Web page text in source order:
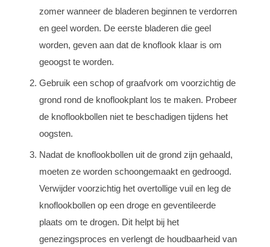
zomer wanneer de bladeren beginnen te verdorren
en geel worden. De eerste bladeren die geel
worden, geven aan dat de knoflook klaar is om
geoogst te worden.
Gebruik een schop of graafvork om voorzichtig de
grond rond de knoflookplant los te maken. Probeer
de knoflookbollen niet te beschadigen tijdens het
oogsten.
Nadat de knoflookbollen uit de grond zijn gehaald,
moeten ze worden schoongemaakt en gedroogd.
Verwijder voorzichtig het overtollige vuil en leg de
knoflookbollen op een droge en geventileerde
plaats om te drogen. Dit helpt bij het
genezingsproces en verlengt de houdbaarheid van